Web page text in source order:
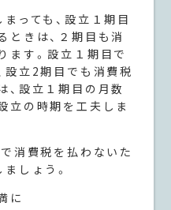
っても、設立１期目
ときは、２期目も消
ます。設立１期目で
設立2期目でも消費税
、設立１期目の月数
立の時期を工夫しま
消費税を払わないた
しょう。
に